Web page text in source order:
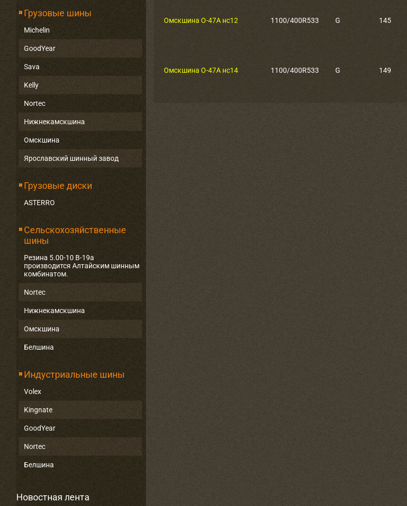
Грузовые шины
Michelin
GoodYear
Sava
Kelly
Nortec
Нижнекамскшина
Омскшина
Ярославский шинный завод
Грузовые диски
ASTERRO
Сельскохозяйственные
шины
Резина 5.00-10 В-19а
производится Алтайским шинным
комбинатом.
Nortec
Нижнекамскшина
Омскшина
Белшина
Индустриальные шины
Volex
Kingnate
GoodYear
Nortec
Белшина
Новостная лента
Омскшина О-47А нс12 1100/400R533 G 145
Омскшина О-47А нс14 1100/400R533 G 149